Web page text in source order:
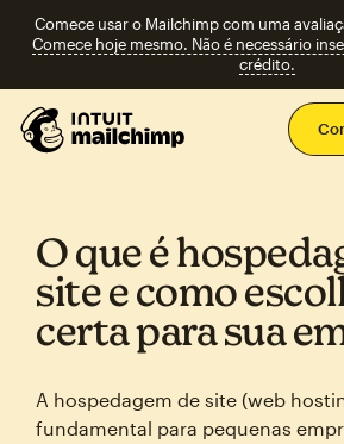
Comece usar o Mailchimp com uma
Comece hoje mesmo. Não é necessário
crédito.
O que é
site e como
certa para sua
A hospedagem de site (web
fundamental para pequenas